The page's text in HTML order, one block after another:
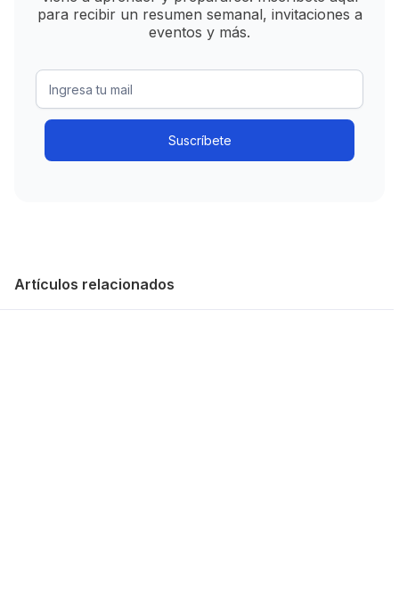
para recibir un resumen semanal, invitaciones a
eventos y más.
Artículos relacionados